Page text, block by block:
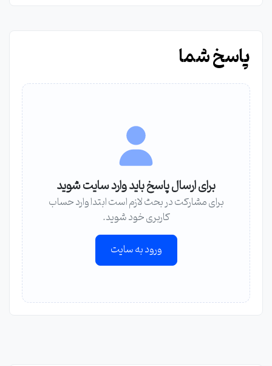
پاسخ شما
برای ارسال پاسخ باید وارد سایت شوید
برای مشارکت در بحث لازم است ابتدا وارد حساب
کاربری خود شوید.
ورود به سایت